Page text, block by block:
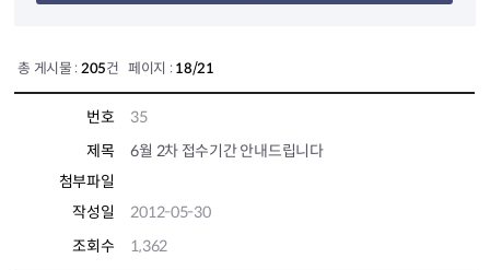
총 게시물 : 205건 페이지 : 18/21
번호
35
제목
6월 2차 접수기간 안내드립니다
첨부파일
작성일
2012-05-30
조회수
1,362